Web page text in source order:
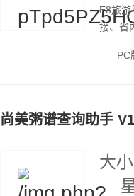
E8旅
接、省
PC
尚美粥谱查询助手
大